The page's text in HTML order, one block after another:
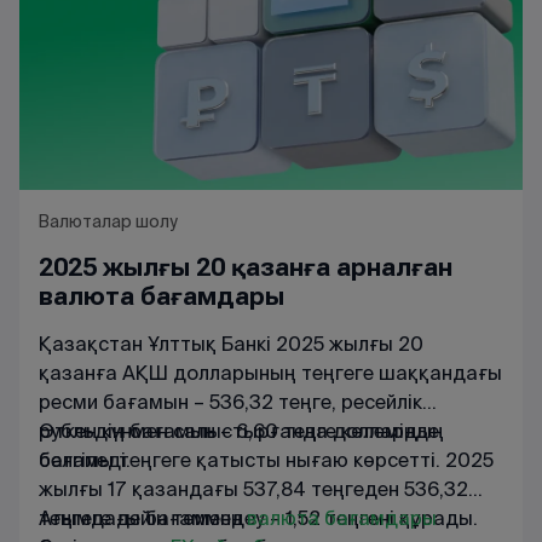
Валюталар шолу
2025 жылғы 20 қазанға арналған
валюта бағамдары
Қазақстан Ұлттық Банкі 2025 жылғы 20
қазанға АҚШ долларының теңгеге шаққандағы
ресми бағамын – 536,32 теңге, ресейлік
рубльдің бағамын – 6,60 теңге көлемінде
белгіледі.
Өткен күнмен салыстырғанда доллардың
бағамы теңгеге қатысты нығаю көрсетті. 2025
жылғы 17 қазандағы 537,84 теңгеден 536,32
теңгеге дейін төмендеу – 1,52 теңгені құрады.
Ағымдағыбағамменвалюта бағамдары